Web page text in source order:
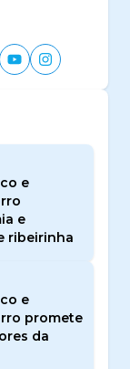
e
e
ribeirinha
e
promete
da